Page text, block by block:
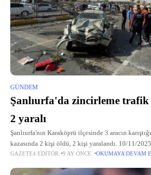
GÜNDEM
Şanlıurfa'da zincirleme trafik
2 yaralı
Şanlıurfa'nın Karaköprü ilçesinde 3 aracın
kazasında 2 kişi öldü, 2 kişi yaralandı. 10/11/
Kaynak : TRT Haber
GAZETE4 EDITÖR 9 AY ÖNCE OKUMAYA DEVAM